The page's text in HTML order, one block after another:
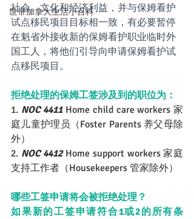
世带加拿大生活小百科
社会、文化和经济利益，并与保姆看护
试点移民项目目标相一致，有必要暂停
在魁省外接收新的保姆看护职业临时外
国工人，将他们引导向申请保姆看护试
点移民项目。
拒绝处理的保姆工签涉及到的职位为：
1. NOC 4411 Home child care workers 家
庭儿童护理员（Foster Parents 养父母除
外）
2. NOC 4412 Home support workers 家庭
支持工作者（Housekeepers 管家除外）
哪些工签申请将会被拒绝处理？
如果新的工签申请符合1或2的所有条